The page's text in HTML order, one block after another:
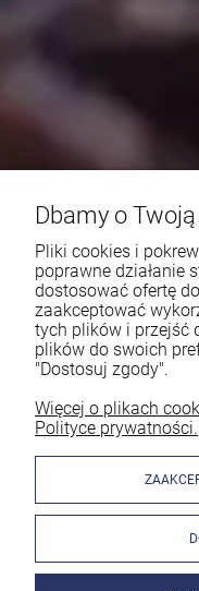
Dbamy o
Pliki cookies i
poprawne działanie
dostosować ofertę
zaakceptować
tych plików i przejść
plików do swoich
"Dostosuj zgody".
Więcej o plikach
Polityce prywatności.